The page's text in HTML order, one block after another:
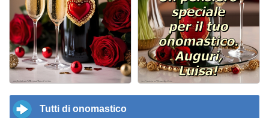
Tutti di onomastico